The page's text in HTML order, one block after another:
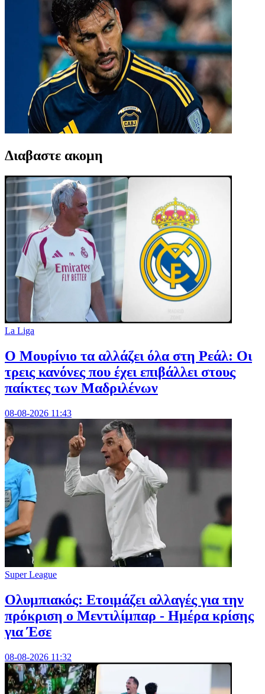
Διαβαστε ακομη
La Liga
Ο Μουρίνιο τα αλλάζει όλα στη Ρεάλ: Οι
τρεις κανόνες που έχει επιβάλλει στους
παίκτες των Μαδριλένων
08-08-2026 11:43
Super League
Ολυμπιακός: Ετοιμάζει αλλαγές για την
πρόκριση ο Μεντιλίμπαρ - Ημέρα κρίσης
για Έσε
08-08-2026 11:32